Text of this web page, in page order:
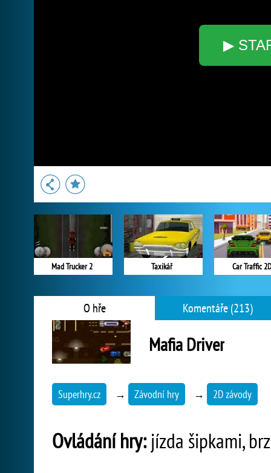
▶
Mad Trucker 2 Taxikář Car Traffic 2D
O hře Komentáře (213)
Mafia Driver
Superhry.cz → Závodní hry → 2D závody
Ovládání hry:jízda šipkami,